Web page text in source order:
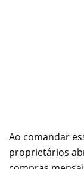
Ao comandar
proprietários